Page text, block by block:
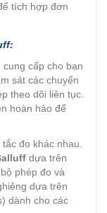
tích hợp đơn
cung cấp cho bạn
sát các chuyển
theo dõi liên tục.
hoàn hảo để
đo khác nhau.
dựa trên
phép đo và
dựa trên
dành cho các